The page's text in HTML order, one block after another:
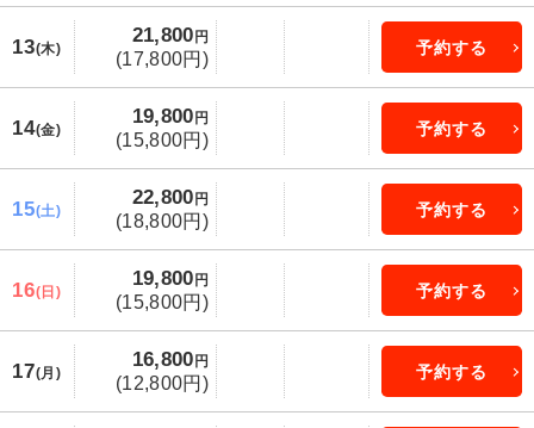
13(木)
21,800 円
(17,800円)
予約する
14(金)
19,800 円
(15,800円)
予約する
15(土)
22,800 円
(18,800円)
予約する
16(日)
19,800 円
(15,800円)
予約する
17(月)
16,800 円
(12,800円)
予約する